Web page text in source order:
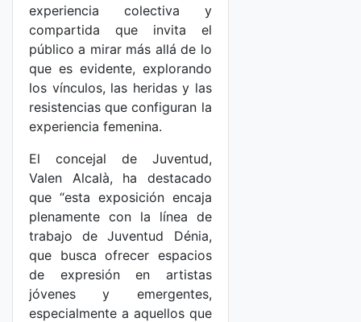
experiencia colectiva y
compartida que invita el
público a mirar más allá de lo
que es evidente, explorando
los vínculos, las heridas y las
resistencias que configuran la
experiencia femenina.
El concejal de Juventud,
Valen Alcalà, ha destacado
que “esta exposición encaja
plenamente con la línea de
trabajo de Juventud Dénia,
que busca ofrecer espacios
de expresión en artistas
jóvenes y emergentes,
especialmente a aquellos que